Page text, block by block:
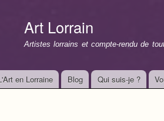
Art Lorrain
Artistes lorrains et compte-rendu de
en Lorraine Blog Qui suis-je ?